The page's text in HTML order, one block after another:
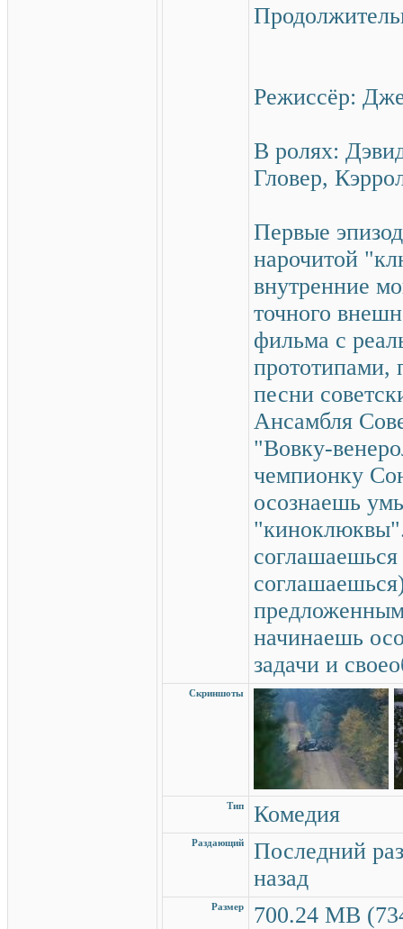
Режиссёр:
В ролях:
Гловер,
Первые
нарочитой
внутренние
точного
фильма с
прототипами,
песни
Ансамбля
"Вовку-
чемпионку
осознаешь
начинаешь
задачи и
Скриншоты
Тип Комедия
Раздающий
Последний
назад
Размер 700.24 MB